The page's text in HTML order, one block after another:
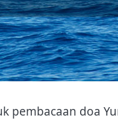
pembacaan doa